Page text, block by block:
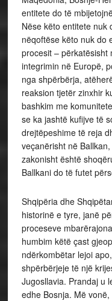
entitete do të
Nëse këto entitete nuk
nëqoftëse këto nuk do
procesit –
integrimin në Europë,
nga shpërbërja,
reaksion tjetër zinxhir
bashkim me
se ka jashtë kufijve të
drejtëpeshime të reja
veçanërisht në
zakonisht është
Ballkani do të futet
Shqipëria dhe
historinë e tyre, janë
proceseve
humbim këtë çast
ndërkombëtar lejoi
shpërbërjeje të një
Jugosllavia. Prandaj u
edhe Bosnja. Më